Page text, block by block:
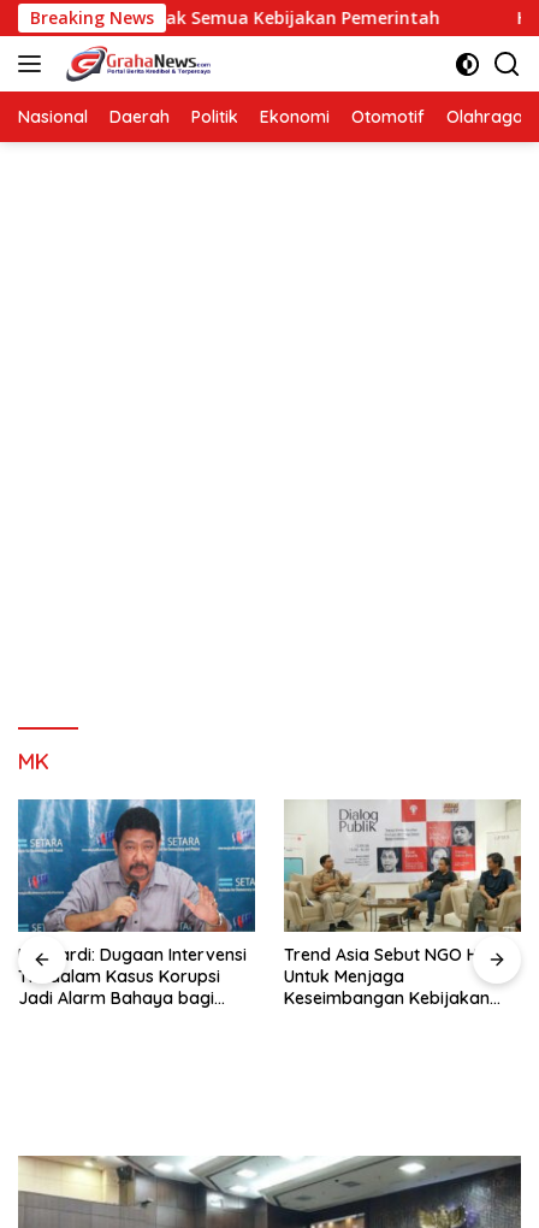
Langsung
ke
konten
Breaking News
Menolak Semua Kebijakan Pemerintah
Nasional Daerah Politik Ekonomi Otomotif Olahraga
MK
Hendardi: Dugaan Intervensi
TNI dalam Kasus Korupsi
Jadi Alarm Bahaya bagi
Trend Asia Sebut NGO Hadir
Untuk Menjaga
Keseimbangan Kebijakan